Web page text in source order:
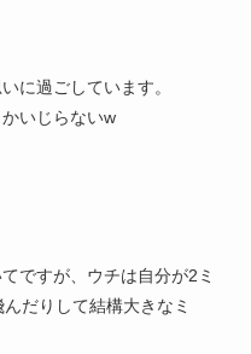
に過ごしています。
いじらないw
ですが、ウチは自分が2ミ
だりして結構大きなミ